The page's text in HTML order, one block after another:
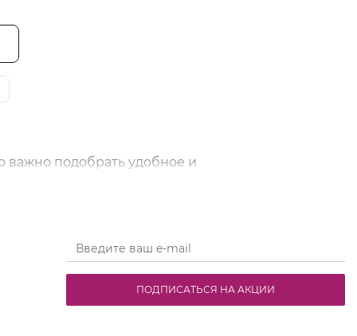
важно подобрать удобное и
помогают снизить нагрузку на
для будущих и кормящих мам.
ткани и обеспечивают комфорт на
ПОДПИСАТЬСЯ НА АКЦИИ